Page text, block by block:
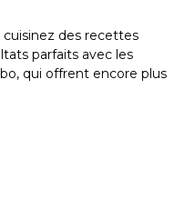
cuisinez des recettes
parfaits avec les
qui offrent encore plus